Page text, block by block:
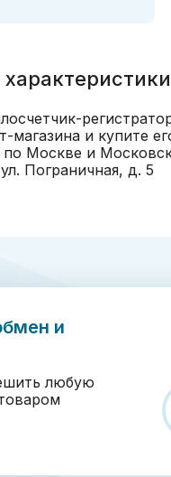
магазина и купите
по Москве и
Пограничная, д. 5
и
любую